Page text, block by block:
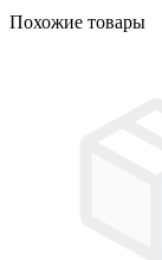
Похожие товары